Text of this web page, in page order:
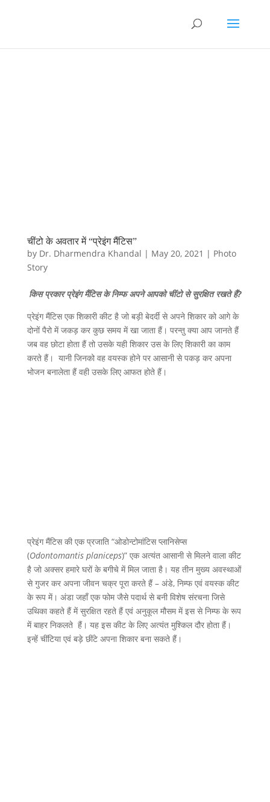
चींटो के अवतार में “प्रेइंग मैंटिस”
by Dr. Dharmendra Khandal | May 20, 2021 | Photo
Story
किस प्रकार प्रेइंग मैंटिस के निम्फ अपने आपको चींटो से सुरक्षित रखते हैं?
प्रेइंग मैंटिस एक शिकारी कीट है जो बड़ी बेदर्दी से अपने शिकार को आगे के
दोनों पैरो में जकड़ कर कुछ समय में खा जाता हैं। परन्तु क्या आप जानते हैं
जब वह छोटा होता हैं तो उसके यही शिकार उस के लिए शिकारी का काम
करते हैं। यानी जिनको वह वयस्क होने पर आसानी से पकड़ कर अपना
भोजन बनालेता हैं वही उसके लिए आफत होते हैं।
प्रेइंग मैंटिस की एक प्रजाति “ओडोन्टोमांटिस प्लानिसेप्स
(Odontomantis planiceps)” एक अत्यंत आसानी से मिलने वाला कीट
है जो अक्सर हमारे घरों के बगीचे में मिल जाता है। यह तीन मुख्य अवस्थाओं
से गुजर कर अपना जीवन चक्र पूरा करते हैं – अंडे, निम्फ एवं वयस्क कीट
के रूप में। अंडा जहाँ एक फोम जैसे पदार्थ से बनी विशेष संरचना जिसे
उथिका कहते हैं में सुरक्षित रहते हैं एवं अनुकूल मौसम में इस से निम्फ के रूप
में बाहर निकलते हैं। यह इस कीट के लिए अत्यंत मुश्किल दौर होता हैं।
इन्हें चींटिया एवं बड़े छींटे अपना शिकार बना सकते हैं।